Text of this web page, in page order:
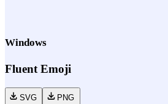
Windows
Fluent Emoji
SVG PNG